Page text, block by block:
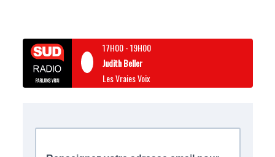
17H00-19H00
Judith Beller
Les Vraies Voix